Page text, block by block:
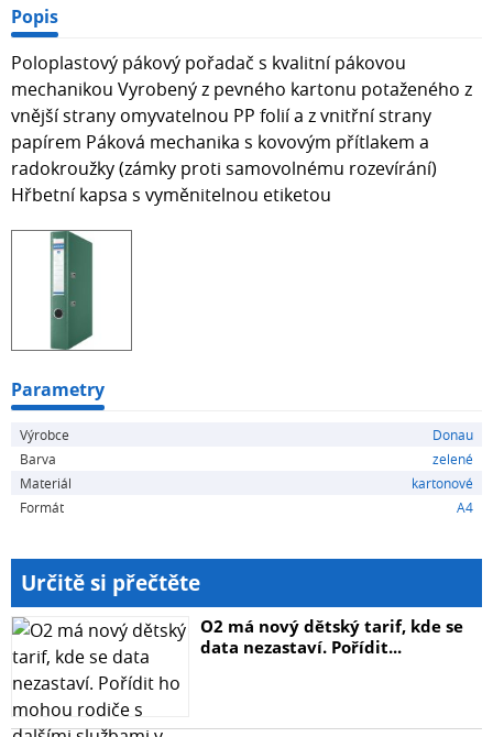
Popis
Poloplastový pákový pořadač s kvalitní pákovou
mechanikou Vyrobený z pevného kartonu potaženého z
vnější strany omyvatelnou PP folií a z vnitřní strany
papírem Páková mechanika s kovovým přítlakem a
radokroužky (zámky proti samovolnému rozevírání)
Hřbetní kapsa s vyměnitelnou etiketou
Parametry
Výrobce
Donau
Barva
zelené
Materiál
kartonové
Formát
A4
Určitě si přečtěte
O2 má nový dětský tarif, kde se
data nezastaví. Pořídit...